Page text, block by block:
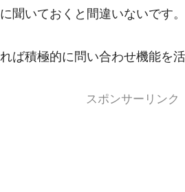
聞いておくと間違いないです。
ば積極的に問い合わせ機能を
スポンサーリンク